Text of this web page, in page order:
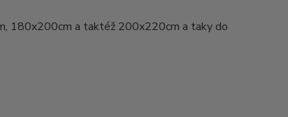
180x200cm a taktéž 200x220cm a taky do